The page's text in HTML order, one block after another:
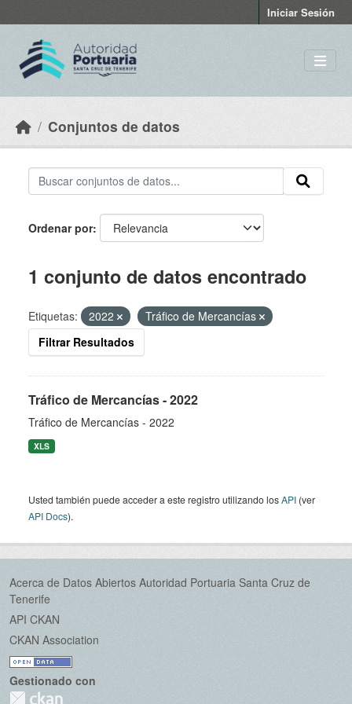
Iniciar Sesión
Conjuntos de datos
Ordenar por
1 conjunto de datos encontrado
Etiquetas: 2022
Tráfico de Mercancías
Filtrar Resultados
Tráfico de Mercancías - 2022
Tráfico de Mercancías - 2022
XLS
Usted también puede acceder a este registro utilizando losAPI (ver
API Docs).
Acerca de Datos Abiertos Autoridad Portuaria Santa Cruz de
Tenerife
API CKAN
CKAN Association
Gestionado con